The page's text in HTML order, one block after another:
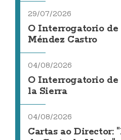
29/07/2026
O Interrogatorio de
Méndez Castro
04/08/2026
O Interrogatorio de
la Sierra
04/08/2026
Cartas ao Director: